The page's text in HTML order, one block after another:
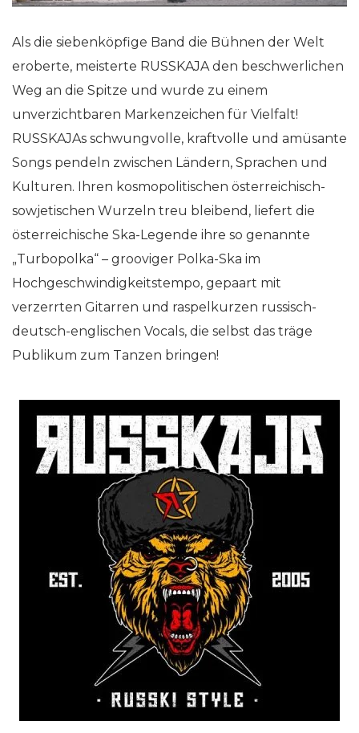
Als die siebenköpfige Band die Bühnen der Welt
eroberte, meisterte RUSSKAJA den beschwerlichen
Weg an die Spitze und wurde zu einem
unverzichtbaren Markenzeichen für Vielfalt!
RUSSKAJAs schwungvolle, kraftvolle und amüsante
Songs pendeln zwischen Ländern, Sprachen und
Kulturen. Ihren kosmopolitischen österreichisch-
sowjetischen Wurzeln treu bleibend, liefert die
österreichische Ska-Legende ihre so genannte
„Turbopolka“ – grooviger Polka-Ska im
Hochgeschwindigkeitstempo, gepaart mit
verzerrten Gitarren und raspelkurzen russisch-
deutsch-englischen Vocals, die selbst das träge
Publikum zum Tanzen bringen!